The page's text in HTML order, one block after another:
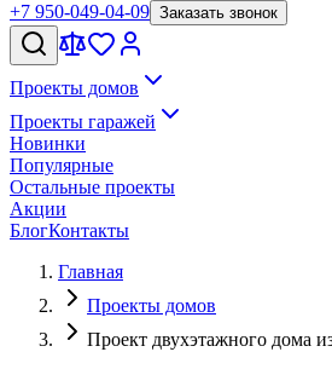
+7 950-049-04-09 Заказать звонок
Проекты домов
Проекты гаражей
Новинки
Популярные
Остальные проекты
Акции
БлогКонтакты
Главная
Проекты домов
Проект двухэтажного дома